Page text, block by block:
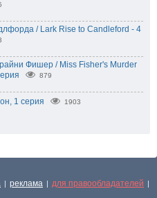
/ Lark Rise to Candleford - 4
Фишер / Miss Fisher's Murder
879
1 серия 1903
| реклама | для правообладателей |